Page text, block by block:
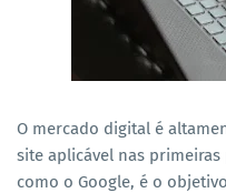
O mercado digital é
site aplicável nas
como o Google, é o